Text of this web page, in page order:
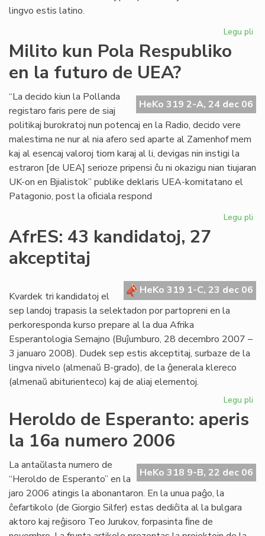
lingvo estis latino.
Legu pli
en
Milito kun Pola Respubliko
en la futuro de UEA?
HeKo 319 2-A, 24 dec 06
“La decido kiun la Pollanda
registaro faris pere de siaj
politikaj burokratoj nun potencaj en la Radio, decido vere
malestima ne nur al nia afero sed aparte al Zamenhof mem
kaj al esencaj valoroj tiom karaj al li, devigas nin instigi la
estraron [de UEA] serioze pripensi ĉu ni okazigu nian tiujaran
UK-on en Bjialistok” publike deklaris UEA-komitatano el
Patagonio, post la oﬁciala respond
Legu pli
en
AfrES: 43 kandidatoj, 27
akceptitaj
HeKo 319 1-C, 23 dec 06
Kvardek tri kandidatoj el
sep landoj trapasis la selektadon por partopreni en la
perkoresponda kurso prepare al la dua Afrika
Esperantologia Semajno (Buĵumburo, 28 decembro 2007 –
3 januaro 2008). Dudek sep estis akceptitaj, surbaze de la
lingva nivelo (almenaŭ B-grado), de la ĝenerala klereco
(almenaŭ abiturienteco) kaj de aliaj elementoj.
Legu pli
Heroldo de Esperanto: aperis
la 16a numero 2006
HeKo 318 9-B, 22 dec 06
La antaŭlasta numero de
“Heroldo de Esperanto” en la
jaro 2006 atingis la abonantaron. En la unua paĝo, la
ĉefartikolo (de Giorgio Silfer) estas dediĉita al la bulgara
aktoro kaj reĝisoro Teo Jurukov, forpasinta ﬁne de